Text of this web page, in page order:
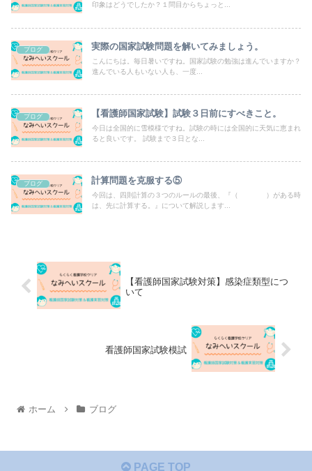
印象はどうでしたか？１問目からちょっと...
ブログ 実際の国家試験問題を解いてみましょう。
こんにちは。毎日暑いですね。国家試験の勉強は進んでいますか？
進んでいる人もいない人も、一度...
ブログ 【看護師国家試験】試験３日前にすべきこと。
今日は全国的に雪模様ですね。試験の時には全国的に天気に恵まれ
ると良いです。 試験まで３日とな...
ブログ 計算問題を克服する⑤
今回は、四則計算の３つのルールの最後、『（ ）がある時
は、先に計算する。』について解説します...
【看護師国家試験対策】感染症類型につ
いて
看護師国家試験模試
ホーム ブログ
PAGE TOP